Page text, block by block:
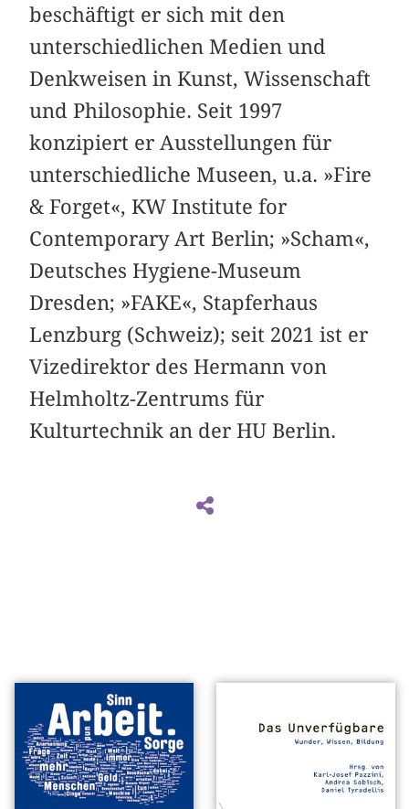
beschäftigt er sich mit den
unterschiedlichen Medien und
Denkweisen in Kunst, Wissenschaft
und Philosophie. Seit 1997
konzipiert er Ausstellungen für
unterschiedliche Museen, u.a. »Fire
& Forget«, KW Institute for
Contemporary Art Berlin; »Scham«,
Deutsches Hygiene-Museum
Dresden; »FAKE«, Stapferhaus
Lenzburg (Schweiz); seit 2021 ist er
Vizedirektor des Hermann von
Helmholtz-Zentrums für
Kulturtechnik an der HU Berlin.